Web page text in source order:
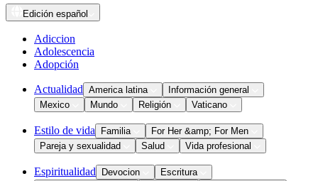
Edición español
Adiccion
Adolescencia
Adopción
Actualidad America latina
Información general
Mexico
Mundo Religión Vaticano
Estilo de vida Familia
For Her &amp; For Men
Pareja y sexualidad
Salud Vida profesional
Espiritualidad Devocion
Escritura